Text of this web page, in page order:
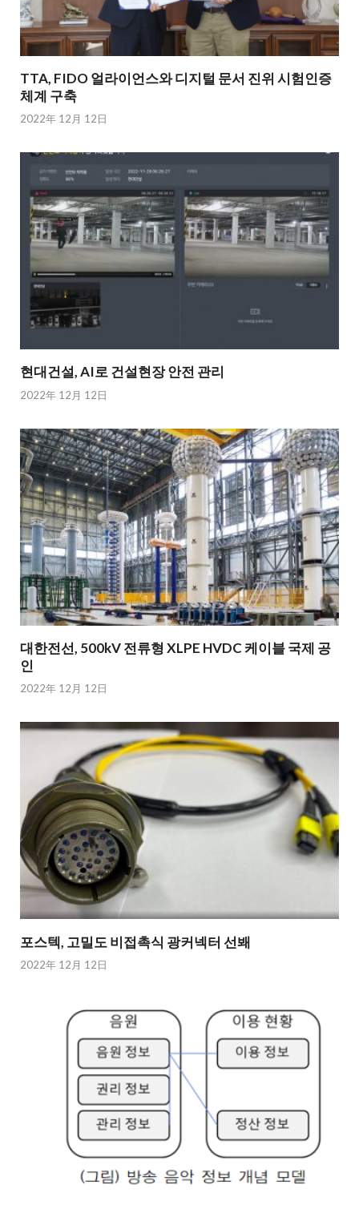
TTA, FIDO 얼라이언스와 디지털 문서 진위 시험인증
체계 구축
2022年 12月 12日
현대건설, AI로 건설현장 안전 관리
2022年 12月 12日
대한전선, 500kV 전류형 XLPE HVDC 케이블 국제 공
인
2022年 12月 12日
포스텍, 고밀도 비접촉식 광커넥터 선봬
2022年 12月 12日